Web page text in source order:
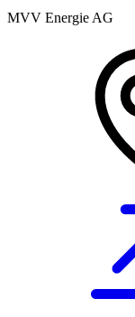
MVV Energie AG